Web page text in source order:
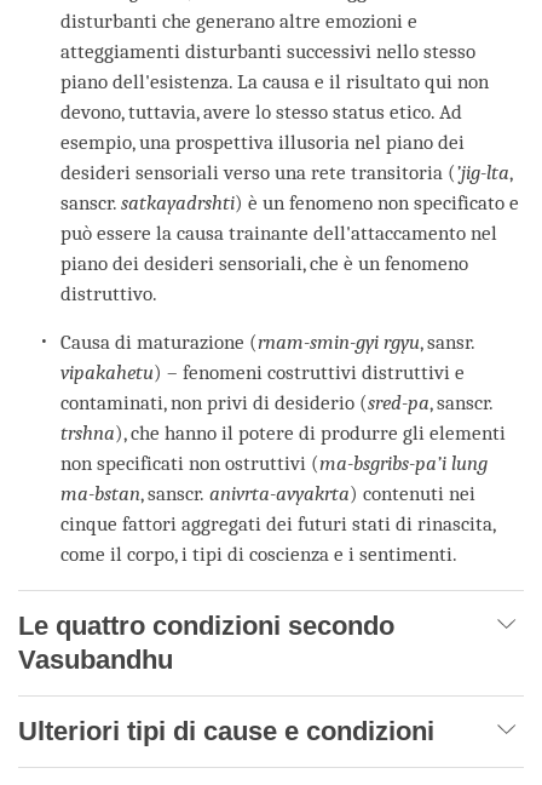
disturbanti che generano altre emozioni e
atteggiamenti disturbanti successivi nello stesso
piano dell'esistenza. La causa e il risultato qui non
devono, tuttavia, avere lo stesso status etico. Ad
esempio, una prospettiva illusoria nel piano dei
desideri sensoriali verso una rete transitoria (’jig-lta,
sanscr.satkayadrshti) è un fenomeno non specificato e
può essere la causa trainante dell'attaccamento nel
piano dei desideri sensoriali, che è un fenomeno
distruttivo.
Causa di maturazione (rnam-smin-gyi rgyu, sansr.
vipakahetu) – fenomeni costruttivi distruttivi e
contaminati, non privi di desiderio (sred-pa, sanscr.
trshna), che hanno il potere di produrre gli elementi
non specificati non ostruttivi (ma-bsgribs-pa’i lung
ma-bstan, sanscr. anivrta-avyakrta) contenuti nei
cinque fattori aggregati dei futuri stati di rinascita,
come il corpo, i tipi di coscienza e i sentimenti.
Le quattro condizioni secondo
Vasubandhu
Ulteriori tipi di cause e condizioni